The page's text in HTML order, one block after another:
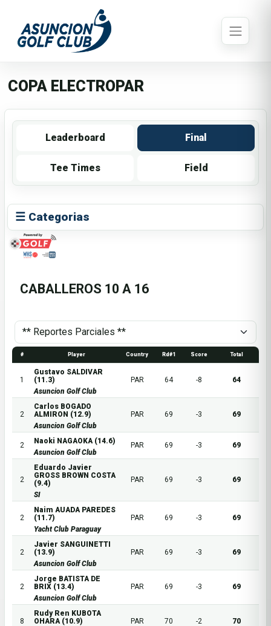
COPA ELECTROPAR
Leaderboard Final
Tee Times Field
☰ Categorias
CABALLEROS 10 A 16
# Player Country Rd#1 Score Total
1
Gustavo SALDIVAR
(11.3)
Asuncion Golf Club
PAR 64 -8 64
2
Carlos BOGADO
ALMIRON (12.9)
Asuncion Golf Club
PAR 69 -3 69
2
Naoki NAGAOKA (14.6)
Asuncion Golf Club
PAR 69 -3 69
2
Eduardo Javier
GROSS BROWN COSTA
(9.4)
SI
PAR 69 -3 69
2
Naim AUADA PAREDES
(11.7)
Yacht Club Paraguay
PAR 69 -3 69
2
Javier SANGUINETTI
(13.9)
Asuncion Golf Club
PAR 69 -3 69
2
Jorge BATISTA DE
BRIX (13.4)
Asuncion Golf Club
PAR 69 -3 69
8
Rudy Ren KUBOTA
OHARA (10.9)
PAR 70 -2 70